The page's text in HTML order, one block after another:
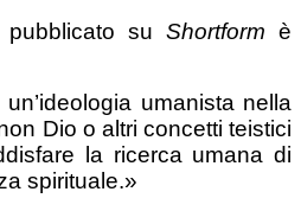
su Shortform è
umanista nella
Dio o altri concetti teistici
la ricerca umana di
spirituale.»